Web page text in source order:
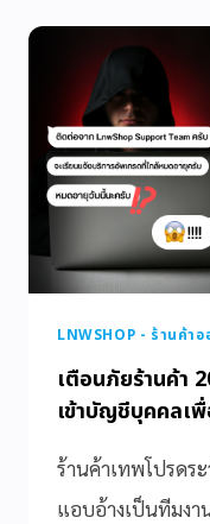
LNWSHOP - ร้านค้า
เตือนภัยร้านค้า
เข้าบัญชีบุคคลเ
ร้านค้าเทพโปรดร
แอบอ้างเป็นทีมงา